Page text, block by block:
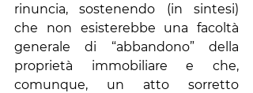
rinuncia, sostenendo (in sintesi)
che non esisterebbe una facoltà
generale di “abbandono” della
proprietà immobiliare e che,
comunque, un atto sorretto